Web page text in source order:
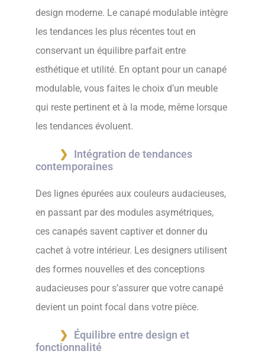
design moderne. Le canapé modulable intègre
les tendances les plus récentes tout en
conservant un équilibre parfait entre
esthétique et utilité. En optant pour un canapé
modulable, vous faites le choix d’un meuble
qui reste pertinent et à la mode, même lorsque
les tendances évoluent.
Intégration de tendances
contemporaines
Des lignes épurées aux couleurs audacieuses,
en passant par des modules asymétriques,
ces canapés savent captiver et donner du
cachet à votre intérieur. Les designers utilisent
des formes nouvelles et des conceptions
audacieuses pour s’assurer que votre canapé
devient un point focal dans votre pièce.
Équilibre entre design et
fonctionnalité